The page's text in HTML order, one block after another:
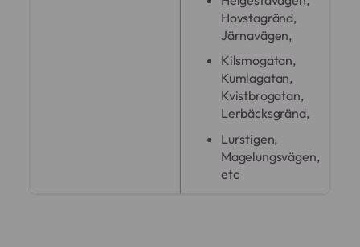
Hovstagränd,
Järnavägen,
Kilsmogatan,
Kumlagatan,
Kvistbrogatan,
Lerbäcksgränd,
Lurstigen,
Magelungsvägen,
etc